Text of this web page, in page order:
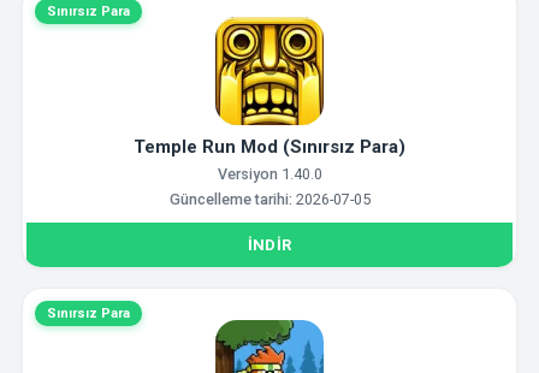
Sınırsız Para
Temple Run Mod (Sınırsız Para)
Versiyon 1.40.0
Güncelleme tarihi: 2026-07-05
İNDIR
Sınırsız Para